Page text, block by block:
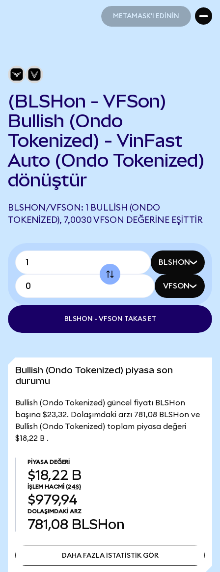
METAMASK'I EDİNİN
(BLSHon - VFSon)
Bullish (Ondo
Tokenized) - VinFast
Auto (Ondo Tokenized)
dönüştür
BLSHON/VFSON: 1 BULLISH (ONDO
TOKENIZED), 7,0030 VFSON DEĞERINE EŞITTIR
BLSHON
VFSON
BLSHON - VFSON TAKAS ET
Bullish (Ondo Tokenized) piyasa son
durumu
Bullish (Ondo Tokenized) güncel fiyatı BLSHon
başına $23,32. Dolaşımdaki arzı 781,08 BLSHon ve
Bullish (Ondo Tokenized) toplam piyasa değeri
$18,22 B .
PIYASA DEĞERI
$18,22 B
İŞLEM HACMI (24S)
$979,94
DOLAŞIMDAKI ARZ
781,08 BLSHon
DAHA FAZLA İSTATİSTİK GÖR